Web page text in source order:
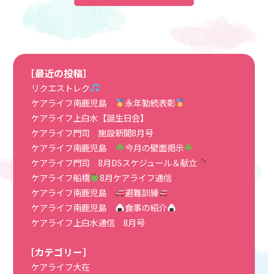
［最近の投稿］
リクエストレク
ケアライフ南鹿児島
永年勤続表彰
ケアライフ上白水【誕生日会】
ケアライフ門司 施設新聞8月号
ケアライフ南鹿児島
今月の壁面掲示
ケアライフ門司 8月DSスケジュール＆献立
ケアライフ船橋
8月ケアライフ通信
ケアライフ南鹿児島
避難訓練
ケアライフ南鹿児島
食事の紹介
ケアライフ上白水通信 8月号
［カテゴリー］
ケアライフ大在